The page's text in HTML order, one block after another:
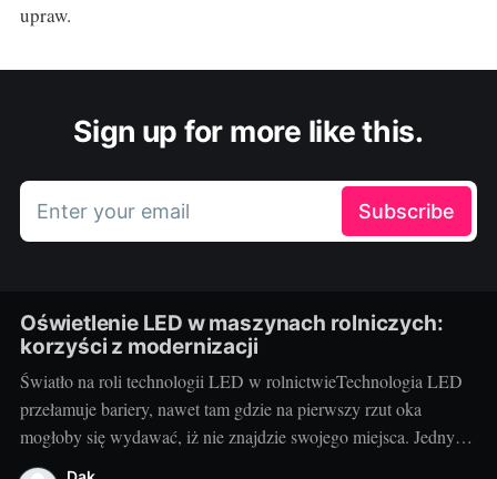
upraw.
Sign up for more like this.
Enter your email Subscribe
Oświetlenie LED w maszynach rolniczych:
korzyści z modernizacji
Światło na roli technologii LED w rolnictwieTechnologia LED
przełamuje bariery, nawet tam gdzie na pierwszy rzut oka
mogłoby się wydawać, iż nie znajdzie swojego miejsca. Jednym
z tych niespodziewanych obszarów jest rolnictwo. Właściwe